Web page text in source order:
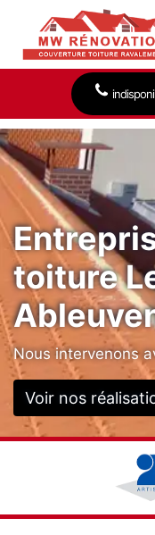
toiture
Nous intervenons
Voir nos